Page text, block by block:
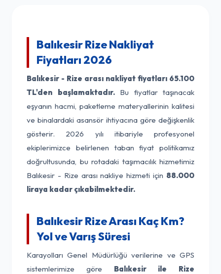
Balıkesir Rize Nakliyat
Fiyatları 2026
Balıkesir - Rize arası nakliyat fiyatları 65.100
TL'den başlamaktadır.Bu fiyatlar taşınacak
eşyanın hacmi, paketleme materyallerinin kalitesi
ve binalardaki asansör ihtiyacına göre değişkenlik
gösterir. 2026 yılı itibariyle profesyonel
ekiplerimizce belirlenen taban fiyat politikamız
doğrultusunda, bu rotadaki taşımacılık hizmetimiz
Balıkesir - Rize arası nakliye hizmeti için 88.000
liraya kadar çıkabilmektedir.
Balıkesir Rize Arası Kaç Km?
Yol ve Varış Süresi
Karayolları Genel Müdürlüğü verilerine ve GPS
sistemlerimize göre Balıkesir ile Rize